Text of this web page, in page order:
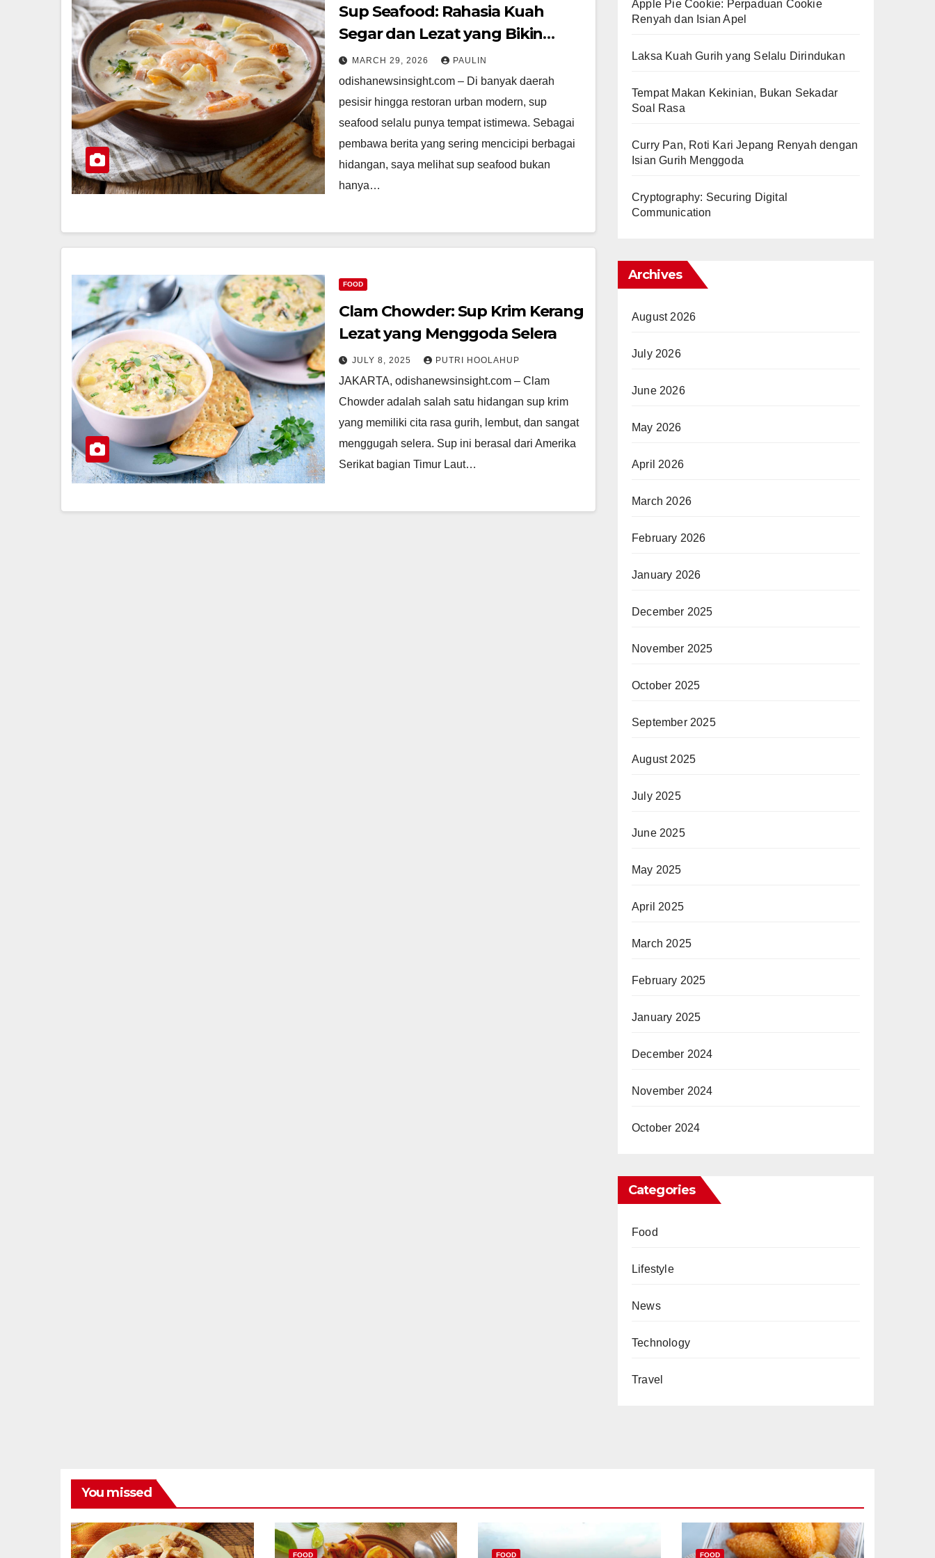
Sup Seafood: Rahasia Kuah
Segar dan Lezat yang Bikin
Nagih
MARCH 29, 2026 PAULIN
odishanewsinsight.com – Di banyak daerah
pesisir hingga restoran urban modern, sup
seafood selalu punya tempat istimewa. Sebagai
pembawa berita yang sering mencicipi berbagai
hidangan, saya melihat sup seafood bukan
hanya…
FOOD
Clam Chowder: Sup Krim Kerang
Lezat yang Menggoda Selera
JULY 8, 2025 PUTRI HOOLAHUP
JAKARTA, odishanewsinsight.com – Clam
Chowder adalah salah satu hidangan sup krim
yang memiliki cita rasa gurih, lembut, dan sangat
menggugah selera. Sup ini berasal dari Amerika
Serikat bagian Timur Laut…
Apple Pie Cookie: Perpaduan Cookie
Renyah dan Isian Apel
Laksa Kuah Gurih yang Selalu Dirindukan
Tempat Makan Kekinian, Bukan Sekadar
Soal Rasa
Curry Pan, Roti Kari Jepang Renyah dengan
Isian Gurih Menggoda
Cryptography: Securing Digital
Communication
Archives
August 2026
July 2026
June 2026
May 2026
April 2026
March 2026
February 2026
January 2026
December 2025
November 2025
October 2025
September 2025
August 2025
July 2025
June 2025
May 2025
April 2025
March 2025
February 2025
January 2025
December 2024
November 2024
October 2024
Categories
Food
Lifestyle
News
Technology
Travel
You missed
FOOD FOOD FOOD